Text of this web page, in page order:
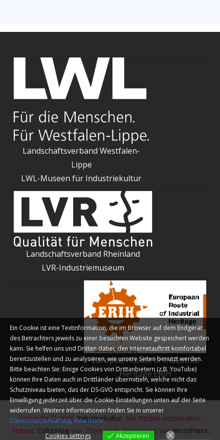
Landschaftsverband Westfalen-
Lippe
LWL-Museen für Industriekultur
Landschaftsverband Rheinland
LVR-Industriemuseum
European Route of Industrial
Heritage ERIH
Copyright © 2026Industriekultur. Alle Rechte vorbehalten.
Theme: ColorMagvon ThemeGrill. Präsentiert vonWordPress.
Ein Cookie ist eine Textinformation, die im Browser auf dem Endgerät
des Betrachters jeweils zu einer besuchten Website gespeichert werden
kann. Sie helfen uns und Dritten dabei, den Internetauftritt komfortabel
bereitzustellen und zu analysieren, wie unsere Seiten benutzt werden.
Bitte beachten Sie: Einige Cookies von Drittanbietern (z.B. YouTube)
können Ihre Daten auch in Drittländer übermitteln, welche nicht das
Schutzniveau bieten, das der DS-GVO entspricht. Sie können Ihre
Einwilligung jederzeit über die Cookie-Einstellungen unten auf der Seite
widerrufen. Weitere Informationen finden Sie in unserer
Datenschutzerklärung.View more
Cookies settings
Akzeptieren